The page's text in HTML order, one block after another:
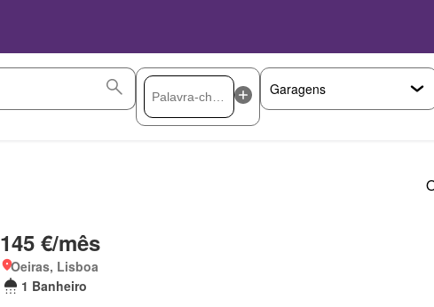
145 €/mês
Oeiras, Lisboa
1 Banheiro